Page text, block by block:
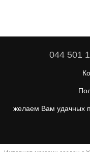
044 501
желаем Вам удачных